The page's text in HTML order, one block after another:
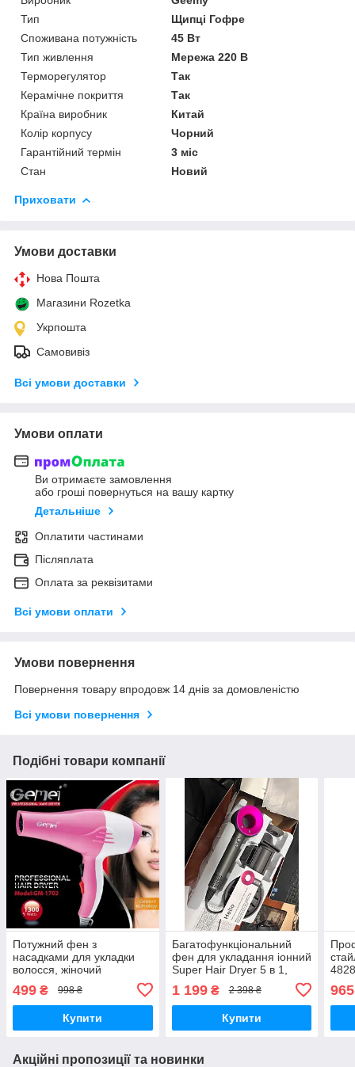
Тип
Щипці Гофре
Споживана потужність
45 Вт
Тип живлення
Мережа 220 В
Терморегулятор
Так
Керамічне покриття
Так
Країна виробник
Китай
Колір корпусу
Чорний
Гарантійний термін
3 міс
Стан
Новий
Приховати
Умови доставки
Нова Пошта
Магазини Rozetka
Укрпошта
Самовивіз
Всі умови доставки
Умови оплати
Ви отримаєте замовлення
або гроші повернуться на вашу картку
Детальніше
Оплатити частинами
Післяплата
Оплата за реквізитами
Всі умови оплати
Умови повернення
Повернення товару впродовж 14 днів за домовленістю
Всі умови повернення
Подібні товари компанії
Потужний фен з
насадками для укладки
волосся, жіночий
об'єму, професійний фен
для домашнього
користування
499 ₴ 998 ₴
Купити
Багатофункціональний
фен для укладання іонний
Super Hair Dryer 5 в 1,
температури
1 199₴ 2 398 ₴
Купити
965
Акційні пропозиції та новинки